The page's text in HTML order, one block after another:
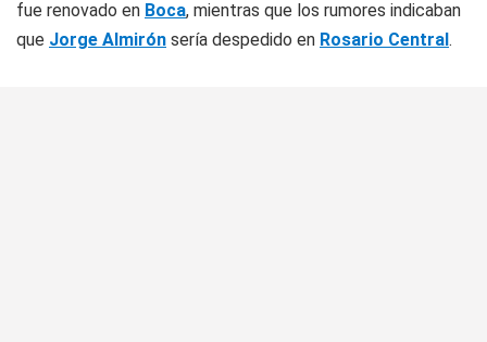
fue renovado en Boca, mientras que los rumores indicaban
que Jorge Almirón sería despedido en Rosario Central .